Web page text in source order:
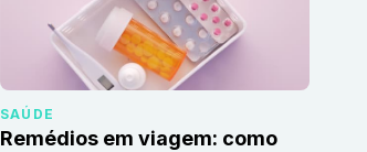
SAÚDE
Remédios em viagem: como